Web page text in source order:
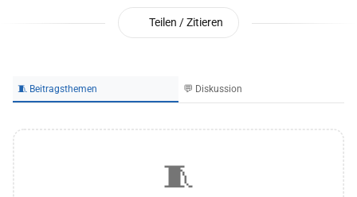
Teilen / Zitieren
🧵 Beitragsthemen 💬 Diskussion
🧵